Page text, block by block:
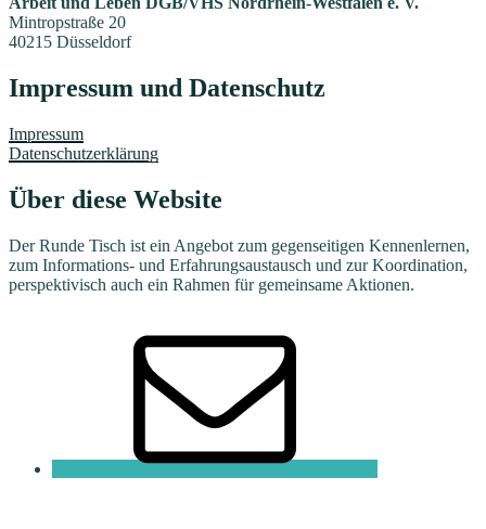
Mintropstraße 20
40215 Düsseldorf
Impressum und Datenschutz
Impressum
Datenschutzerklärung
Über diese Website
Der Runde Tisch ist ein Angebot zum gegenseitigen Kennenlernen,
zum Informations- und Erfahrungsaustausch und zur Koordination,
perspektivisch auch ein Rahmen für gemeinsame Aktionen.